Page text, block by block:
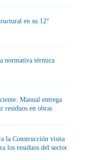
en su 12°
normativa térmica
Manual entrega
residuos en obras
la Construcción visita
los residuos del sector